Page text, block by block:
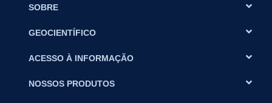
SOBRE
GEOCIENTÍFICO
ACESSO À INFORMAÇÃO
NOSSOS PRODUTOS